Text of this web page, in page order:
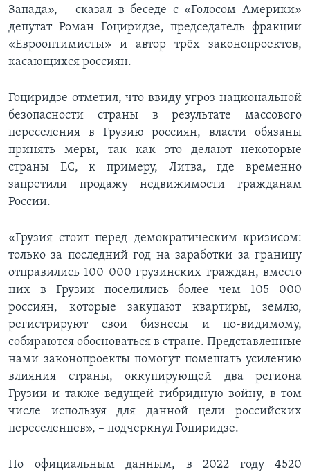
Запада», – сказал в беседе с «Голосом Америки»
депутат Роман Гоциридзе, председатель фракции
«Еврооптимисты» и автор трёх законопроектов,
касающихся россиян.
Гоциридзе отметил, что ввиду угроз национальной
безопасности страны в результате массового
переселения в Грузию россиян, власти обязаны
принять меры, так как это делают некоторые
страны ЕС, к примеру, Литва, где временно
запретили продажу недвижимости гражданам
России.
«Грузия стоит перед демократическим кризисом:
только за последний год на заработки за границу
отправились 100 000 грузинских граждан, вместо
них в Грузии поселились более чем 105 000
россиян, которые закупают квартиры, землю,
регистрируют свои бизнесы и по-видимому,
собираются обосноваться в стране. Представленные
нами законопроекты помогут помешать усилению
влияния страны, оккупирующей два региона
Грузии и также ведущей гибридную войну, в том
числе используя для данной цели российских
переселенцев», – подчеркнул Гоциридзе.
По официальным данным, в 2022 году 4520